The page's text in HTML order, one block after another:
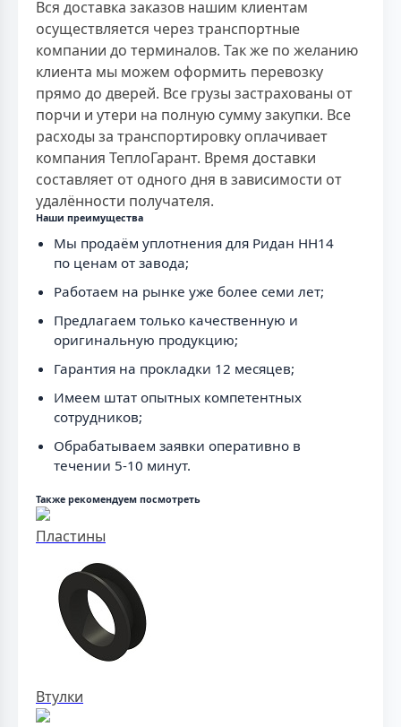
Вся доставка заказов нашим клиентам
осуществляется через транспортные
компании до терминалов. Так же по желанию
клиента мы можем оформить перевозку
прямо до дверей. Все грузы застрахованы от
порчи и утери на полную сумму закупки. Все
расходы за транспортировку оплачивает
компания ТеплоГарант. Время доставки
составляет от одного дня в зависимости от
удалённости получателя.
Наши преимущества
Мы продаём уплотнения для Ридан НН14
по ценам от завода;
Работаем на рынке уже более семи лет;
Предлагаем только качественную и
оригинальную продукцию;
Гарантия на прокладки 12 месяцев;
Имеем штат опытных компетентных
сотрудников;
Обрабатываем заявки оперативно в
течении 5-10 минут.
Также рекомендуем посмотреть
Пластины
Втулки